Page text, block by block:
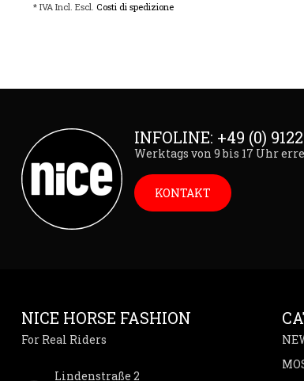
* IVA Incl. Escl. Costi di spedizione
INFOLINE: +49 (0)
Werktags von 9 bis 17 Uhr
KONTAKT
NICE HORSE FASHION
For Real Riders
Lindenstraße 2